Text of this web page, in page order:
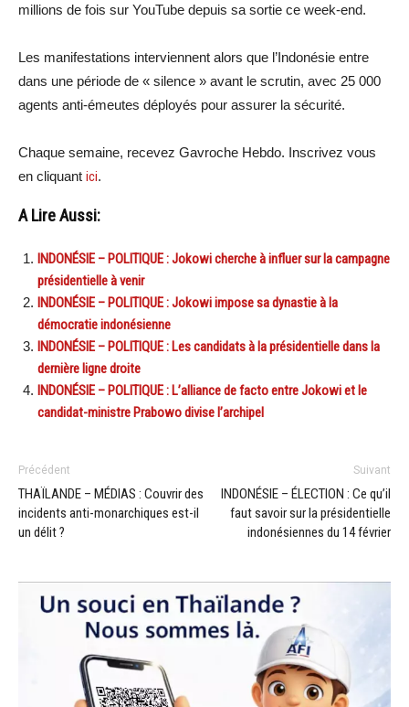
millions de fois sur YouTube depuis sa sortie ce week-end.
Les manifestations interviennent alors que l’Indonésie entre
dans une période de « silence » avant le scrutin, avec 25 000
agents anti-émeutes déployés pour assurer la sécurité.
Chaque semaine, recevez Gavroche Hebdo. Inscrivez vous
en cliquant ici.
A Lire Aussi:
INDONÉSIE – POLITIQUE : Jokowi cherche à influer sur la campagne
présidentielle à venir
INDONÉSIE – POLITIQUE : Jokowi impose sa dynastie à la
démocratie indonésienne
INDONÉSIE – POLITIQUE : Les candidats à la présidentielle dans la
dernière ligne droite
INDONÉSIE – POLITIQUE : L’alliance de facto entre Jokowi et le
candidat-ministre Prabowo divise l’archipel
Précédent
THAÏLANDE – MÉDIAS : Couvrir des
incidents anti-monarchiques est-il
un délit ?
Suivant
INDONÉSIE – ÉLECTION : Ce qu’il
faut savoir sur la présidentielle
indonésiennes du 14 février